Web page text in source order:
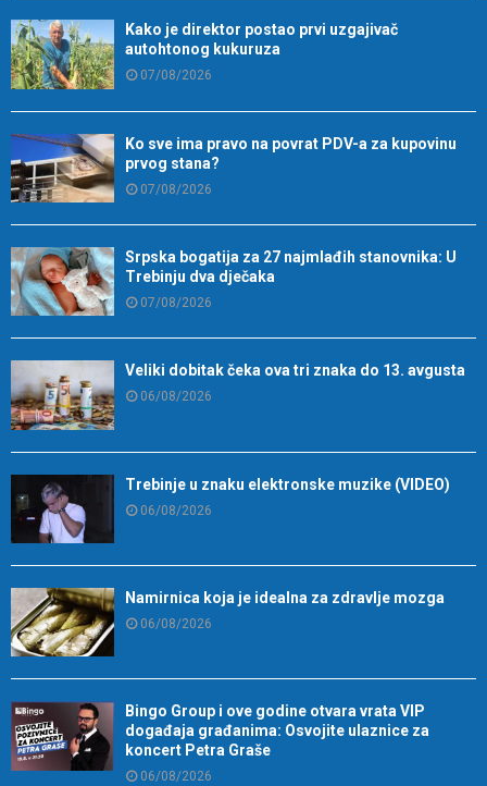
Kako je direktor postao prvi uzgajivač
autohtonog kukuruza
07/08/2026
Ko sve ima pravo na povrat PDV-a za kupovinu
prvog stana?
07/08/2026
Srpska bogatija za 27 najmlađih stanovnika: U
Trebinju dva dječaka
07/08/2026
Veliki dobitak čeka ova tri znaka do 13. avgusta
06/08/2026
Trebinje u znaku elektronske muzike (VIDEO)
06/08/2026
Namirnica koja je idealna za zdravlje mozga
06/08/2026
Bingo Group i ove godine otvara vrata VIP
događaja građanima: Osvojite ulaznice za
koncert Petra Graše
06/08/2026